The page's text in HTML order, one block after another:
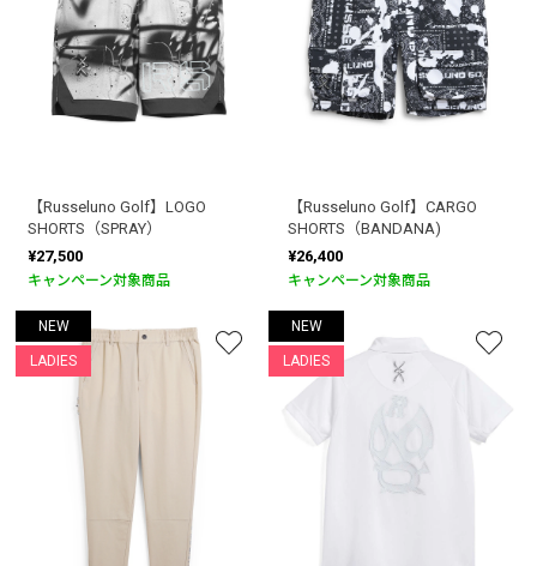
【Russeluno Golf】LOGO
SHORTS（SPRAY）
¥27,500
キャンペーン対象商品
【Russeluno Golf】CARGO
SHORTS（BANDANA)
¥26,400
キャンペーン対象商品
NEW
LADIES
NEW
LADIES